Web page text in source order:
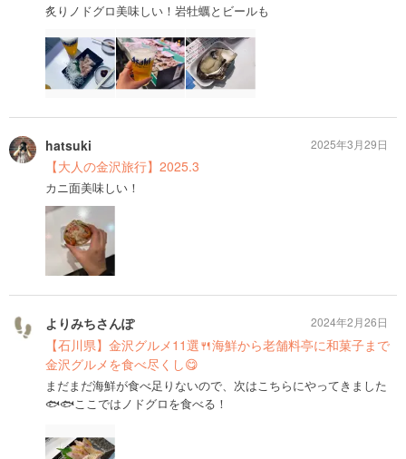
炙りノドグロ美味しい！岩牡蠣とビールも
hatsuki
【大人の金沢旅行】2025.3
カニ面美味しい！
2025年3月29日
よりみちさんぽ
【石川県】金沢グルメ11選🍴海鮮から老舗料亭に和菓子まで
金沢グルメを食べ尽くし😋
まだまだ海鮮が食べ足りないので、次はこちらにやってきました
🐟🐟ここではノドグロを食べる！
2024年2月26日